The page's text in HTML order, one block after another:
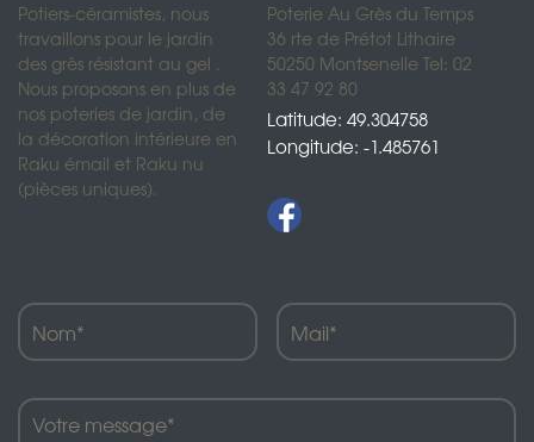
Potiers-céramistes, nous
travaillons pour le jardin
des grès résistant au gel .
Nous proposons en plus de
nos poteries de jardin, de
la décoration intérieure en
Raku émail et Raku nu
(pièces uniques).
Poterie Au Grès du Temps
36 rte de Prétot Lithaire
50250 Montsenelle Tel: 02
33 47 92 80
Latitude: 49.304758
Longitude: -1.485761